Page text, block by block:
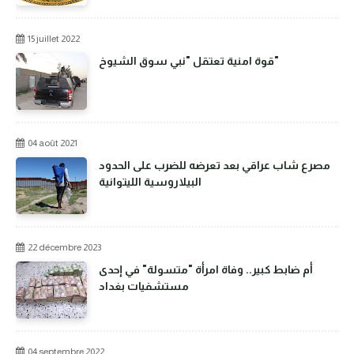
15 juillet 2022
قوة امنية تعتقل "نبي سوق الشيوخ"
04 août 2021
مصرع شاب عراقي بعد تعرضه للضرب على الحدود
البيلاروسية الليتوانية
22 décembre 2023
أم ضابط كبير.. وفاة امرأة "متسولة" في إحدى
مستشفيات بغداد
04 septembre 2022